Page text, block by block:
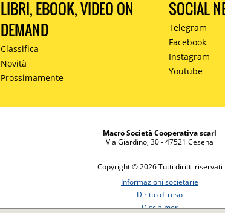
LIBRI, EBOOK, VIDEO ON
DEMAND
Classifica
Novità
Prossimamente
SOCIAL
Telegram
Facebook
Instagram
Youtube
Macro Società Cooperativa scarl
Via Giardino, 30 - 47521 Cesena
Copyright © 2026 Tutti diritti riservati
Informazioni societarie
Diritto di reso
Disclaimer